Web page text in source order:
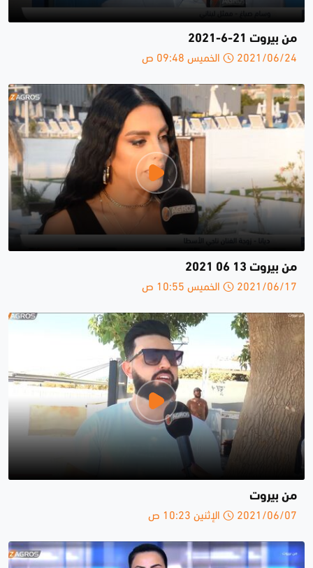
من بيروت 21-6-2021
2021/06/24 الخميس 09:48 ص
من بيروت 13 06 2021
2021/06/17 الخميس 10:55 ص
من بيروت
2021/06/07 الإثنين 10:23 ص